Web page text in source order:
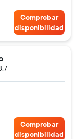
Comprobar
disponibilidad
Comprobar
disponibilidad